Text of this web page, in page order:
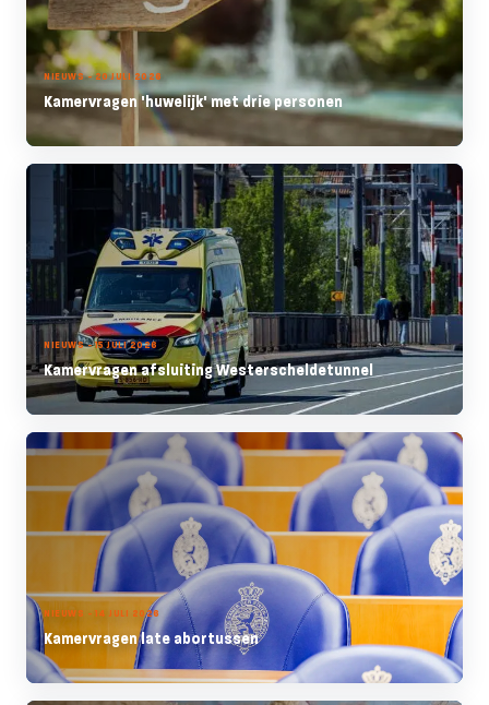
NIEUWS - 20 JULI 2026
Kamervragen 'huwelijk' met drie personen
NIEUWS - 15 JULI 2026
Kamervragen afsluiting Westerscheldetunnel
NIEUWS - 14 JULI 2026
Kamervragen late abortussen